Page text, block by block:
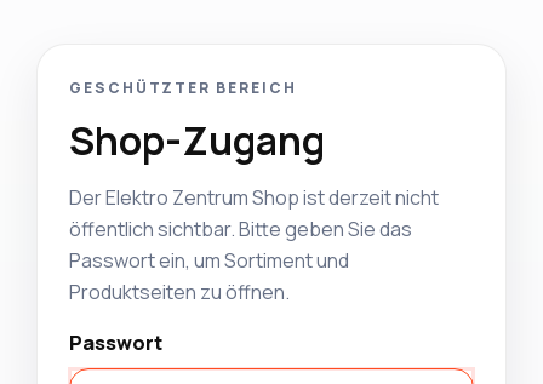
GESCHÜTZTER BEREICH
Shop-Zugang
Der Elektro Zentrum Shop ist derzeit nicht
öffentlich sichtbar. Bitte geben Sie das
Passwort ein, um Sortiment und
Produktseiten zu öffnen.
Passwort